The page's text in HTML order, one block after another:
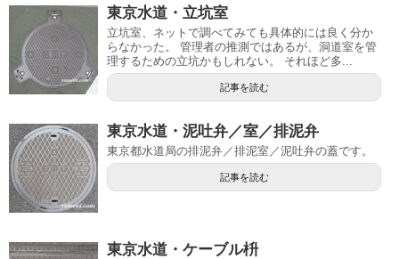
東京水道・立坑室
立坑室、ネットで調べてみても具体的には良く分か
らなかった。 管理者の推測ではあるが、洞道室を管
理するための立坑かもしれない。 それほど多...
記事を読む
東京水道・泥吐弁／室／排泥弁
東京都水道局の排泥弁／排泥室／泥吐弁の蓋です。
記事を読む
東京水道・ケーブル枡